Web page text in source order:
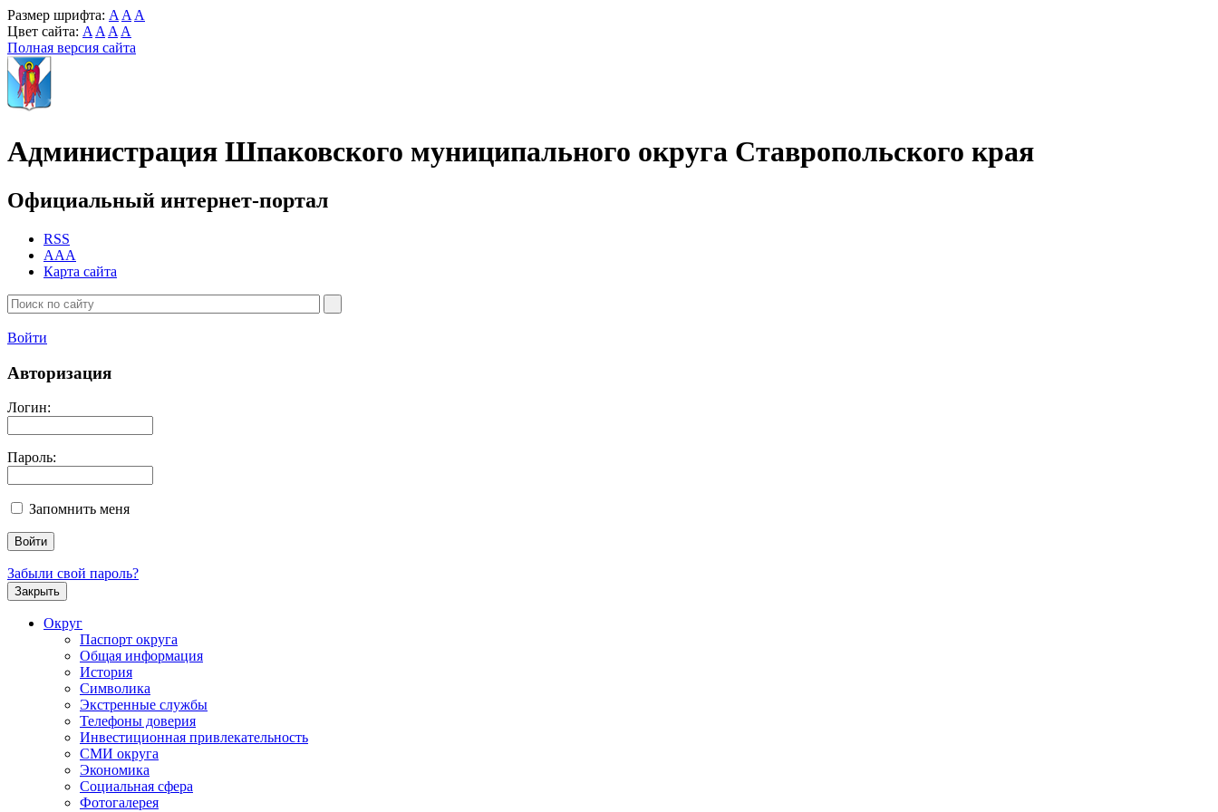
Размер шрифта: A A A
Цвет сайта: A A A A
Полная версия сайта
Администрация Шпаковского муниципального округа Ставропольского края
Официальный интернет-портал
RSS
AAA
Карта сайта
Войти
Авторизация
Логин:
Пароль:
Запомнить меня
Забыли свой пароль?
Закрыть
Округ
Паспорт округа
Общая информация
История
Символика
Экстренные службы
Телефоны доверия
Инвестиционная привлекательность
СМИ округа
Экономика
Социальная сфера
Фотогалерея